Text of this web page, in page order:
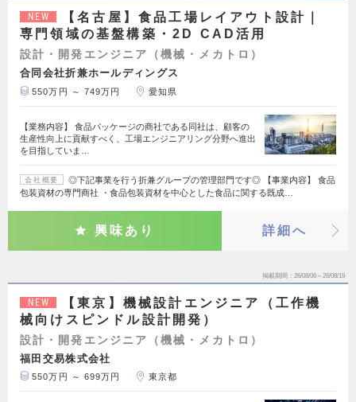
NEW
【名古屋】食品工場レイアウト設計｜
専門領域の基盤構築・2D CAD活用
設計・開発エンジニア（機械・メカトロ）
合同会社折兼ホールディングス
550万円 ～ 749万円 愛知県
【業務内容】 食品パッケージの商社である同社は、顧客の
生産性向上に貢献すべく、工場エンジニアリング分野へ進出
を目指していま…
会社概要
◎下記事業を行う折兼グループの管理部門です◎ 【事業内容】 食品
包装資材の専門商社 ・食品包装資材を中心とした食品に関する既成…
興味あり 詳細へ
掲載期間 26/08/06～26/08/19
NEW
【東京】機械設計エンジニア（工作機
械向けスピンドル設計開発）
設計・開発エンジニア（機械・メカトロ）
福田交易株式会社
550万円 ～ 699万円 東京都